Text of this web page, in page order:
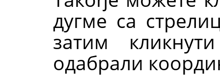
дугме са
затим
одабрали